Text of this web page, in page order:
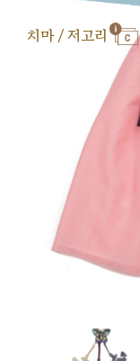
치마 / 저고리